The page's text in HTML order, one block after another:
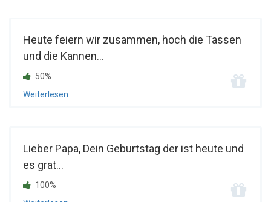
Heute feiern wir zusammen, hoch die Tassen
und die Kannen...
50%
Weiterlesen
Lieber Papa, Dein Geburtstag der ist heute und
es grat...
100%